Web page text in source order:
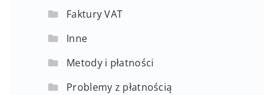
Faktury VAT
Inne
Metody i płatności
Problemy z płatnością